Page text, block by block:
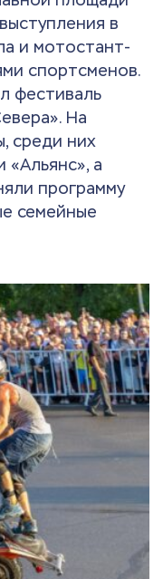
в
и мотостант-
спортсменов.
фестиваль
На
среди них
«Альянс», а
программу
семейные